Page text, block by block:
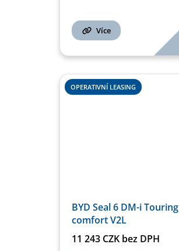
Více
OPERATIVNÍ LEASING
BYD Seal 6 DM-i Touring
comfort V2L
11 243 CZK bez DPH